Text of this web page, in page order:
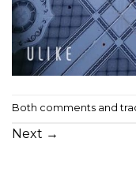
Both comments and
Next →